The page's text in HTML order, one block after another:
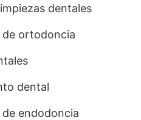
dentales
ortodoncia
dental
endodoncia